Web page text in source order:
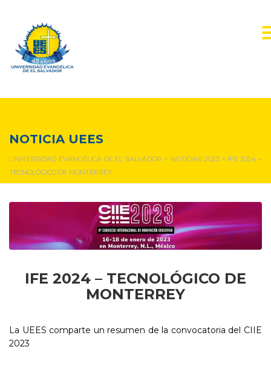
NOTICIA UEES
UNIVERSIDAD EVANGÉLICA DE EL SALVADOR > NOTICIAS 2023> IFE 2024 –
TECNOLÓGICO DE MONTERREY
IFE 2024 – TECNOLÓGICO DE
MONTERREY
La UEES comparte un resumen de la convocatoria del CIIE
2023